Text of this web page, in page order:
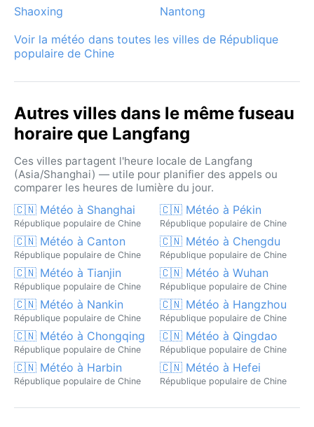
Shaoxing
Nantong
Voir la météo dans toutes les villes de République
populaire de Chine
Autres villes dans le même fuseau
horaire que Langfang
Ces villes partagent l'heure locale de Langfang
(Asia/Shanghai) — utile pour planifier des appels ou
comparer les heures de lumière du jour.
🇨🇳 Météo à Shanghai
République populaire de Chine
🇨🇳 Météo à Pékin
République populaire de Chine
🇨🇳 Météo à Canton
République populaire de Chine
🇨🇳 Météo à Chengdu
République populaire de Chine
🇨🇳 Météo à Tianjin
République populaire de Chine
🇨🇳 Météo à Wuhan
République populaire de Chine
🇨🇳 Météo à Nankin
République populaire de Chine
🇨🇳 Météo à Hangzhou
République populaire de Chine
🇨🇳 Météo à Chongqing
République populaire de Chine
🇨🇳 Météo à Qingdao
République populaire de Chine
🇨🇳 Météo à Harbin
République populaire de Chine
🇨🇳 Météo à Hefei
République populaire de Chine